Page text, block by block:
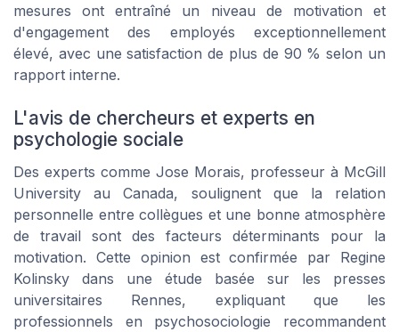
mesures ont entraîné un niveau de motivation et
d'engagement des employés exceptionnellement
élevé, avec une satisfaction de plus de 90 % selon un
rapport interne.
L'avis de chercheurs et experts en
psychologie sociale
Des experts comme Jose Morais, professeur à McGill
University au Canada, soulignent que la relation
personnelle entre collègues et une bonne atmosphère
de travail sont des facteurs déterminants pour la
motivation. Cette opinion est confirmée par Regine
Kolinsky dans une étude basée sur les presses
universitaires Rennes, expliquant que les
professionnels en psychosociologie recommandent